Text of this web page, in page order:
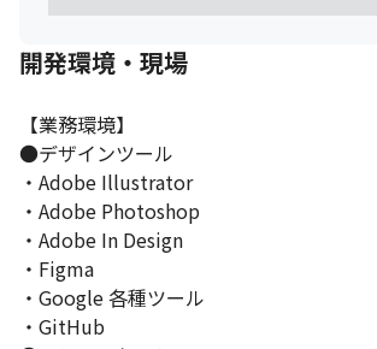
開発環境・現場
【業務環境】
●デザインツール
・Adobe Illustrator
・Adobe Photoshop
・Adobe In Design
・Figma
・Google 各種ツール
・GitHub